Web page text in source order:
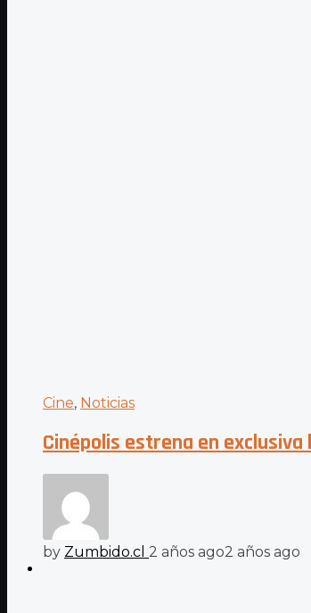
Cine, Noticias
Cinépolis estrena en
by Zumbido.cl 2 años ago2 años ago